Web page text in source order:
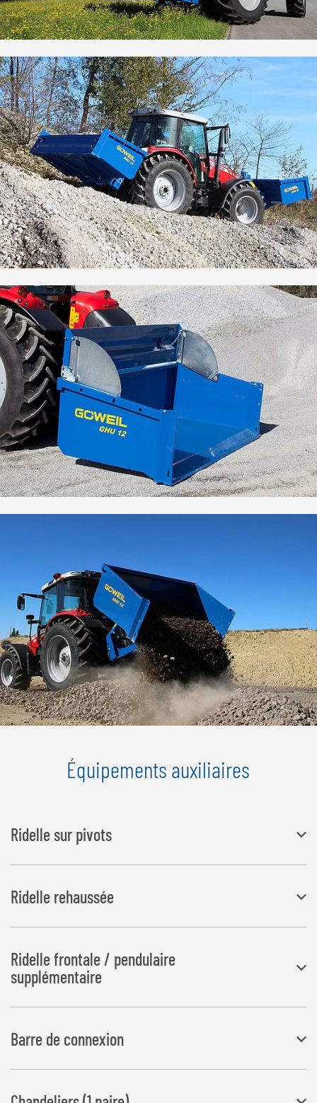
Équipements auxiliaires
Ridelle sur pivots
Montage simple (peut être placé ou retiré de manière simple et
sans outil), augmente la paroi avant de 450 mm, peut être utilisé en
outre comme rallonge de benne
Ridelle rehaussée
Comprend des supports pour la porte arrière ainsi que des
supports avant pour les ridelles
Hauteur supplémentaire de 350 mm
Ridelle frontale / pendulaire
supplémentaire
Largeur de benne : 2 000 mm, 2 200 mm, 2 350 mm, 2 500 mm
Barre de connexion
pour le raccordement de la paroi arrière supplémentaire à la paroi